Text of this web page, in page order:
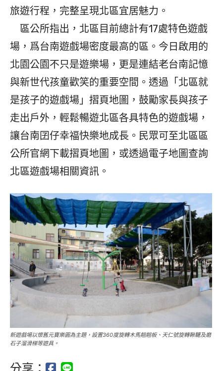
旅遊行程，完整呈現北區宜居魅力。
區公所指出，北區目前總計有17處特色遊戲
場，爲台南遊戲場密度最高的區。今日啟用的
北園公園不只是遊樂場，更是連結老台南記憶
與新世代孩童歡笑的重要空間。透過「北區就
是孩子的遊戲場」摺頁地圖，鼓勵家長與孩子
走出戶外，輕鬆暢遊北區各具特色的遊戲場，
讓台南囝仔幸福快樂地成長。民眾可至北區區
公所官網下載摺頁地圖，或透過電子地圖查詢
北區遊戲場相關資訊。
新遊戲場以懷舊元寶樂園為主題，設置360度旋轉木馬翹翹板、天仁號旋轉鞦韆及磨
石子溜滑梯等遊具。